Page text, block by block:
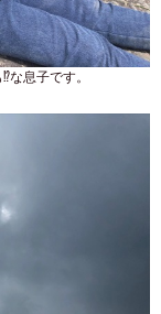
な息子です。